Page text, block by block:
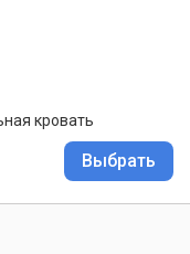
кровать
Выбрать